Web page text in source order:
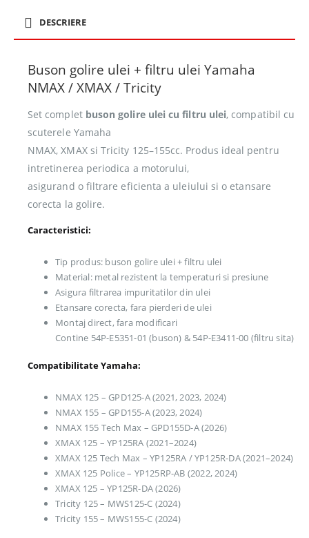
DESCRIERE
Buson golire ulei + filtru ulei Yamaha
NMAX / XMAX / Tricity
Set complet buson golire ulei cu filtru ulei, compatibil cu
scuterele Yamaha
NMAX, XMAX si Tricity 125–155cc. Produs ideal pentru
intretinerea periodica a motorului,
asigurand o filtrare eficienta a uleiului si o etansare
corecta la golire.
Caracteristici:
Tip produs: buson golire ulei + filtru ulei
Material: metal rezistent la temperaturi si presiune
Asigura filtrarea impuritatilor din ulei
Etansare corecta, fara pierderi de ulei
Montaj direct, fara modificari
Contine 54P-E5351-01 (buson) & 54P-E3411-00 (filtru sita)
Compatibilitate Yamaha:
NMAX 125 – GPD125-A (2021, 2023, 2024)
NMAX 155 – GPD155-A (2023, 2024)
NMAX 155 Tech Max – GPD155D-A (2026)
XMAX 125 – YP125RA (2021–2024)
XMAX 125 Tech Max – YP125RA / YP125R-DA (2021–2024)
XMAX 125 Police – YP125RP-AB (2022, 2024)
XMAX 125 – YP125R-DA (2026)
Tricity 125 – MWS125-C (2024)
Tricity 155 – MWS155-C (2024)